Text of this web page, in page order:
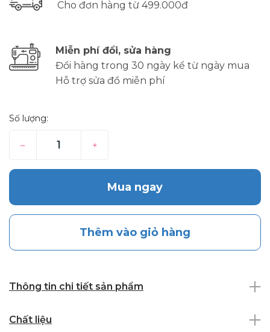
Cho đơn hàng từ 499.000đ
Miễn phí đổi, sửa hàng
Đổi hàng trong 30 ngày kể từ ngày mua
Hỗ trợ sửa đồ miễn phí
Số lượng:
– +
Mua ngay
Thêm vào giỏ hàng
Thông tin chi tiết sản phẩm
Chất liệu